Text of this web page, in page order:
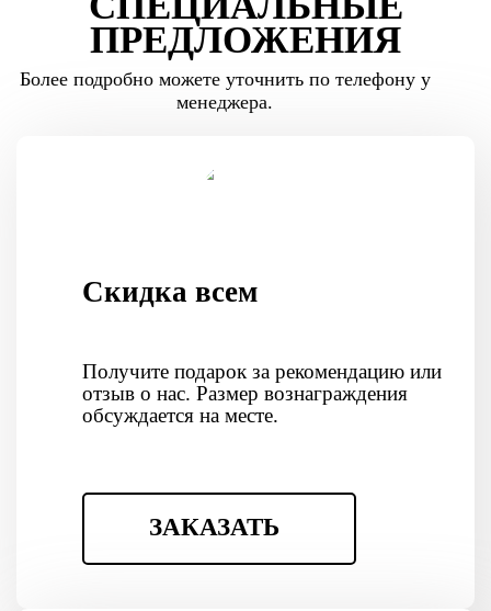
ПРЕДЛОЖЕНИЯ
Более подробно можете уточнить по телефону у
менеджера.
Скидка всем
Получите подарок за рекомендацию или
отзыв о нас. Размер вознаграждения
обсуждается на месте.
ЗАКАЗАТЬ